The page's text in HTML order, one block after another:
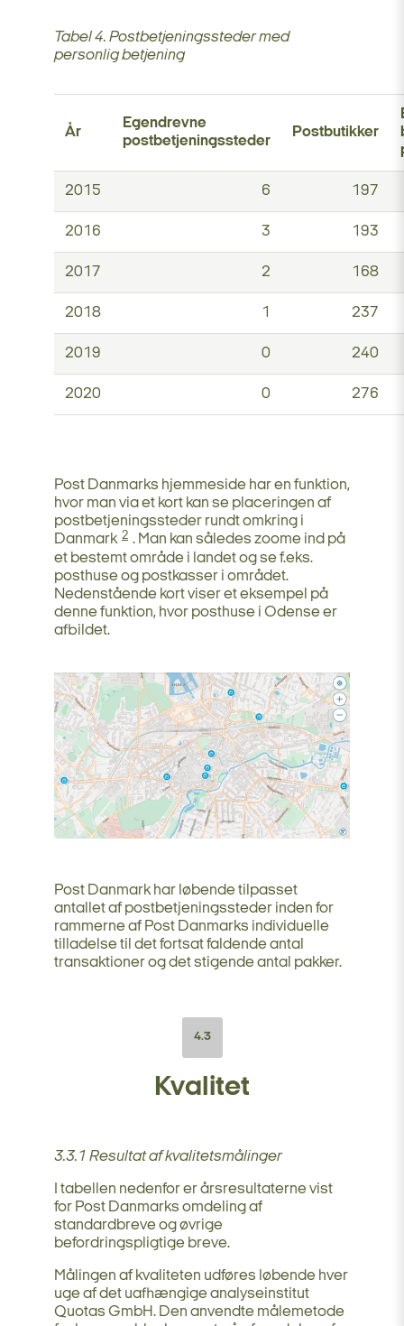
Tabel 4. Postbetjeningssteder med
personlig betjening
År
Egendrevne
postbetjeningssteder
Postbutikker
2015 6 197
2016 3 193
2017 2 168
2018 1 237
2019 0 240
2020 0 276
Post Danmarks hjemmeside har en funktion,
hvor man via et kort kan se placeringen af
postbetjeningssteder rundt omkring i
Danmark 2 . Man kan således zoome ind på
et bestemt område i landet og se f.eks.
posthuse og postkasser i området.
Nedenstående kort viser et eksempel på
denne funktion, hvor posthuse i Odense er
afbildet.
Post Danmark har løbende tilpasset
antallet af postbetjeningssteder inden for
rammerne af Post Danmarks individuelle
tilladelse til det fortsat faldende antal
transaktioner og det stigende antal pakker.
4.3
Kvalitet
3.3.1 Resultat af kvalitetsmålinger
I tabellen nedenfor er årsresultaterne vist
for Post Danmarks omdeling af
standardbreve og øvrige
befordringspligtige breve.
Målingen af kvaliteten udføres løbende hver
uge af det uafhængige analyseinstitut
Quotas GmbH. Den anvendte målemetode